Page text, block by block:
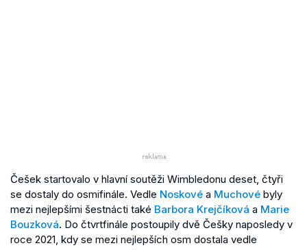
Češek startovalo v hlavní soutěži Wimbledonu deset, čtyři
se dostaly do osmifinále. Vedle Noskové a Muchové byly
mezi nejlepšími šestnácti také Barbora Krejčíková a Marie
Bouzková. Do čtvrtfinále postoupily dvě Češky naposledy v
roce 2021, kdy se mezi nejlepších osm dostala vedle